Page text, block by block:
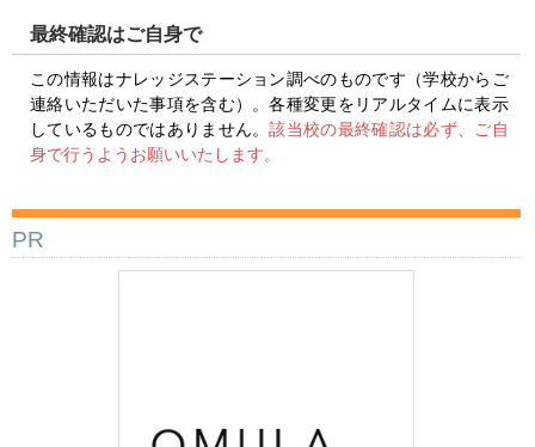
最終確認はご自身で
この情報はナレッジステーション調べのものです（学校からご
連絡いただいた事項を含む）。各種変更をリアルタイムに表示
しているものではありません。該当校の最終確認は必ず、ご自
身で行うようお願いいたします。
PR